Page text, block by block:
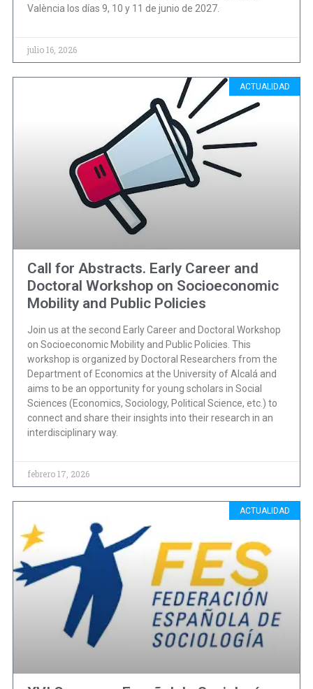
València los días 9, 10 y 11 de junio de 2027.
julio 16, 2026
ACTUALIDAD
Call for Abstracts. Early Career and
Doctoral Workshop on Socioeconomic
Mobility and Public Policies
Join us at the second Early Career and Doctoral Workshop
on Socioeconomic Mobility and Public Policies. This
workshop is organized by Doctoral Researchers from the
Department of Economics at the University of Alcalá and
aims to be an opportunity for young scholars in Social
Sciences (Economics, Sociology, Political Science, etc.) to
connect and share their insights into their research in an
interdisciplinary way.
febrero 17, 2026
ACTUALIDAD